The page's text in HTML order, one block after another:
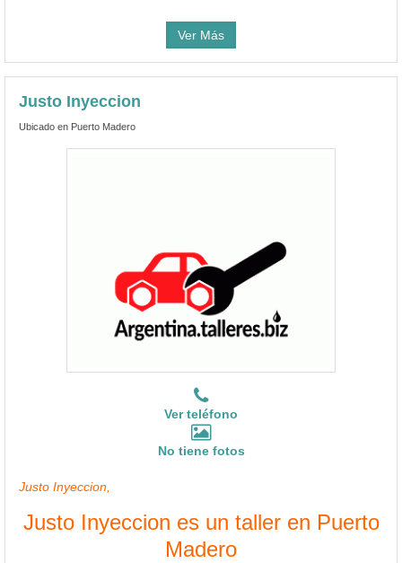
Ver Más
Justo Inyeccion
Ubicado en Puerto Madero
Ver teléfono
No tiene fotos
Justo Inyeccion,
Justo Inyeccion es un taller en Puerto
Madero